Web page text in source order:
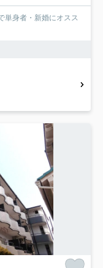
単身者・新婚にオスス